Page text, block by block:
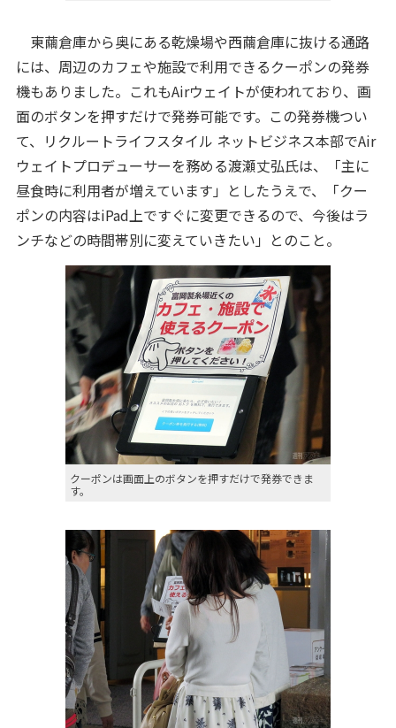
東繭倉庫から奥にある乾燥場や西繭倉庫に抜ける通路
には、周辺のカフェや施設で利用できるクーポンの発券
機もありました。これもAirウェイトが使われており、画
面のボタンを押すだけで発券可能です。この発券機つい
て、リクルートライフスタイル ネットビジネス本部でAir
ウェイトプロデューサーを務める渡瀬丈弘氏は、「主に
昼食時に利用者が増えています」としたうえで、「クー
ポンの内容はiPad上ですぐに変更できるので、今後はラ
ンチなどの時間帯別に変えていきたい」とのこと。
クーポンは画面上のボタンを押すだけで発券できま
す。